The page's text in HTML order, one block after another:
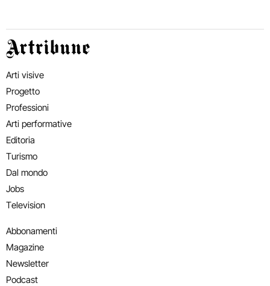
Artribune
Arti visive
Progetto
Professioni
Arti performative
Editoria
Turismo
Dal mondo
Jobs
Television
Abbonamenti
Magazine
Newsletter
Podcast